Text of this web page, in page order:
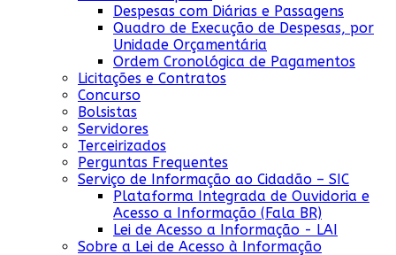
Despesas com Diárias e Passagens
Quadro de Execução de Despesas, por
Unidade Orçamentária
Ordem Cronológica de Pagamentos
Licitações e Contratos
Concurso
Bolsistas
Servidores
Terceirizados
Perguntas Frequentes
Serviço de Informação ao Cidadão – SIC
Plataforma Integrada de Ouvidoria e
Acesso a Informação (Fala BR)
Lei de Acesso a Informação - LAI
Sobre a Lei de Acesso à Informação